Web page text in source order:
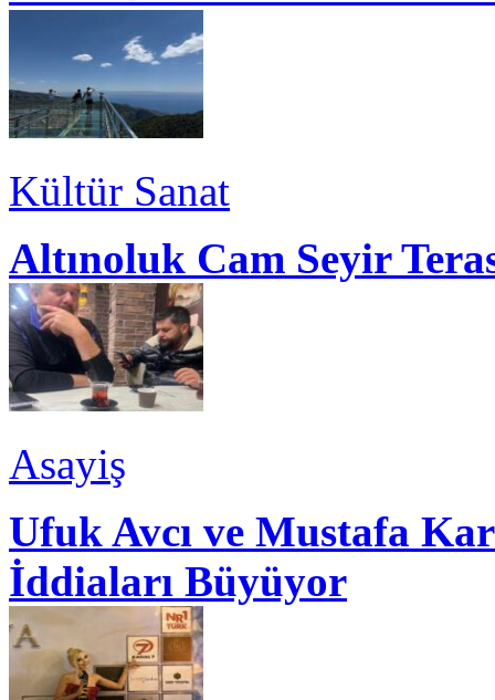
Kültür Sanat
Altınoluk Cam Seyir
Asayiş
Ufuk Avcı ve Mustafa
İddiaları Büyüyor